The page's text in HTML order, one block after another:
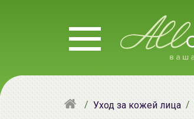
Уход за кожей лица